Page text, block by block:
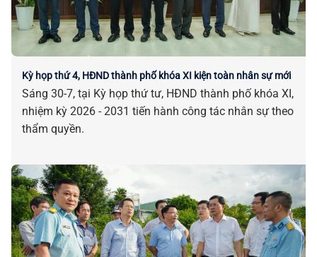
Kỳ họp thứ 4, HĐND thành phố khóa XI kiện toàn nhân sự mới
Sáng 30-7, tại Kỳ họp thứ tư, HĐND thành phố khóa XI,
nhiệm kỳ 2026 - 2031 tiến hành công tác nhân sự theo
thẩm quyền.